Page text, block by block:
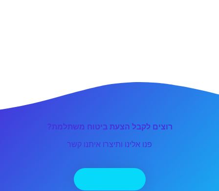
רוצים לקבל הצעת ביטוח משתלמת?
פנו אלינו ותיצרו איתנו קשר